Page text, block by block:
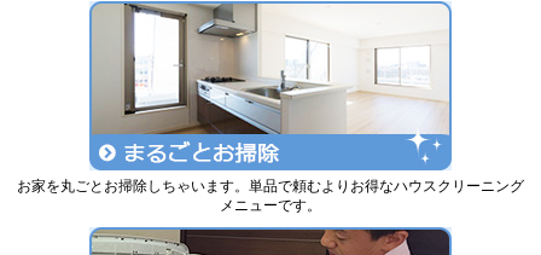
お家を丸ごとお掃除しちゃいます。単品で頼むよりお得なハウスクリーニング
メニューです。